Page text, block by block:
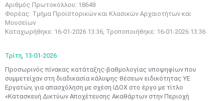
Αριθμός Πρωτοκόλλου: 18648
Φορέας: Τμήμα Προϊστορικών και Κλασικών Αρχαιοτήτων και
Μουσείων
Καταχωρήθηκε: 16-01-2026 13:36, Τροποποιήθηκε: 16-01-2026 13:36
Τρίτη, 13-01-2026
Προσωρινός πίνακας κατάταξης-βαθμολογίας υποψηφίων που
συμμετείχαν στη διαδικασία κάλυψης θέσεων ειδικότητας ΥΕ
Εργατών, για απασχόληση με σχέση ΙΔΟΧ στο έργο με τίτλο
«Κατασκευή Δικτύων Αποχέτευσης Ακαθάρτων στην Περιοχή